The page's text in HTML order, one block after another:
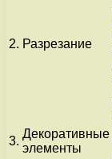
2. Разрезание
3.
Декоративные
элементы